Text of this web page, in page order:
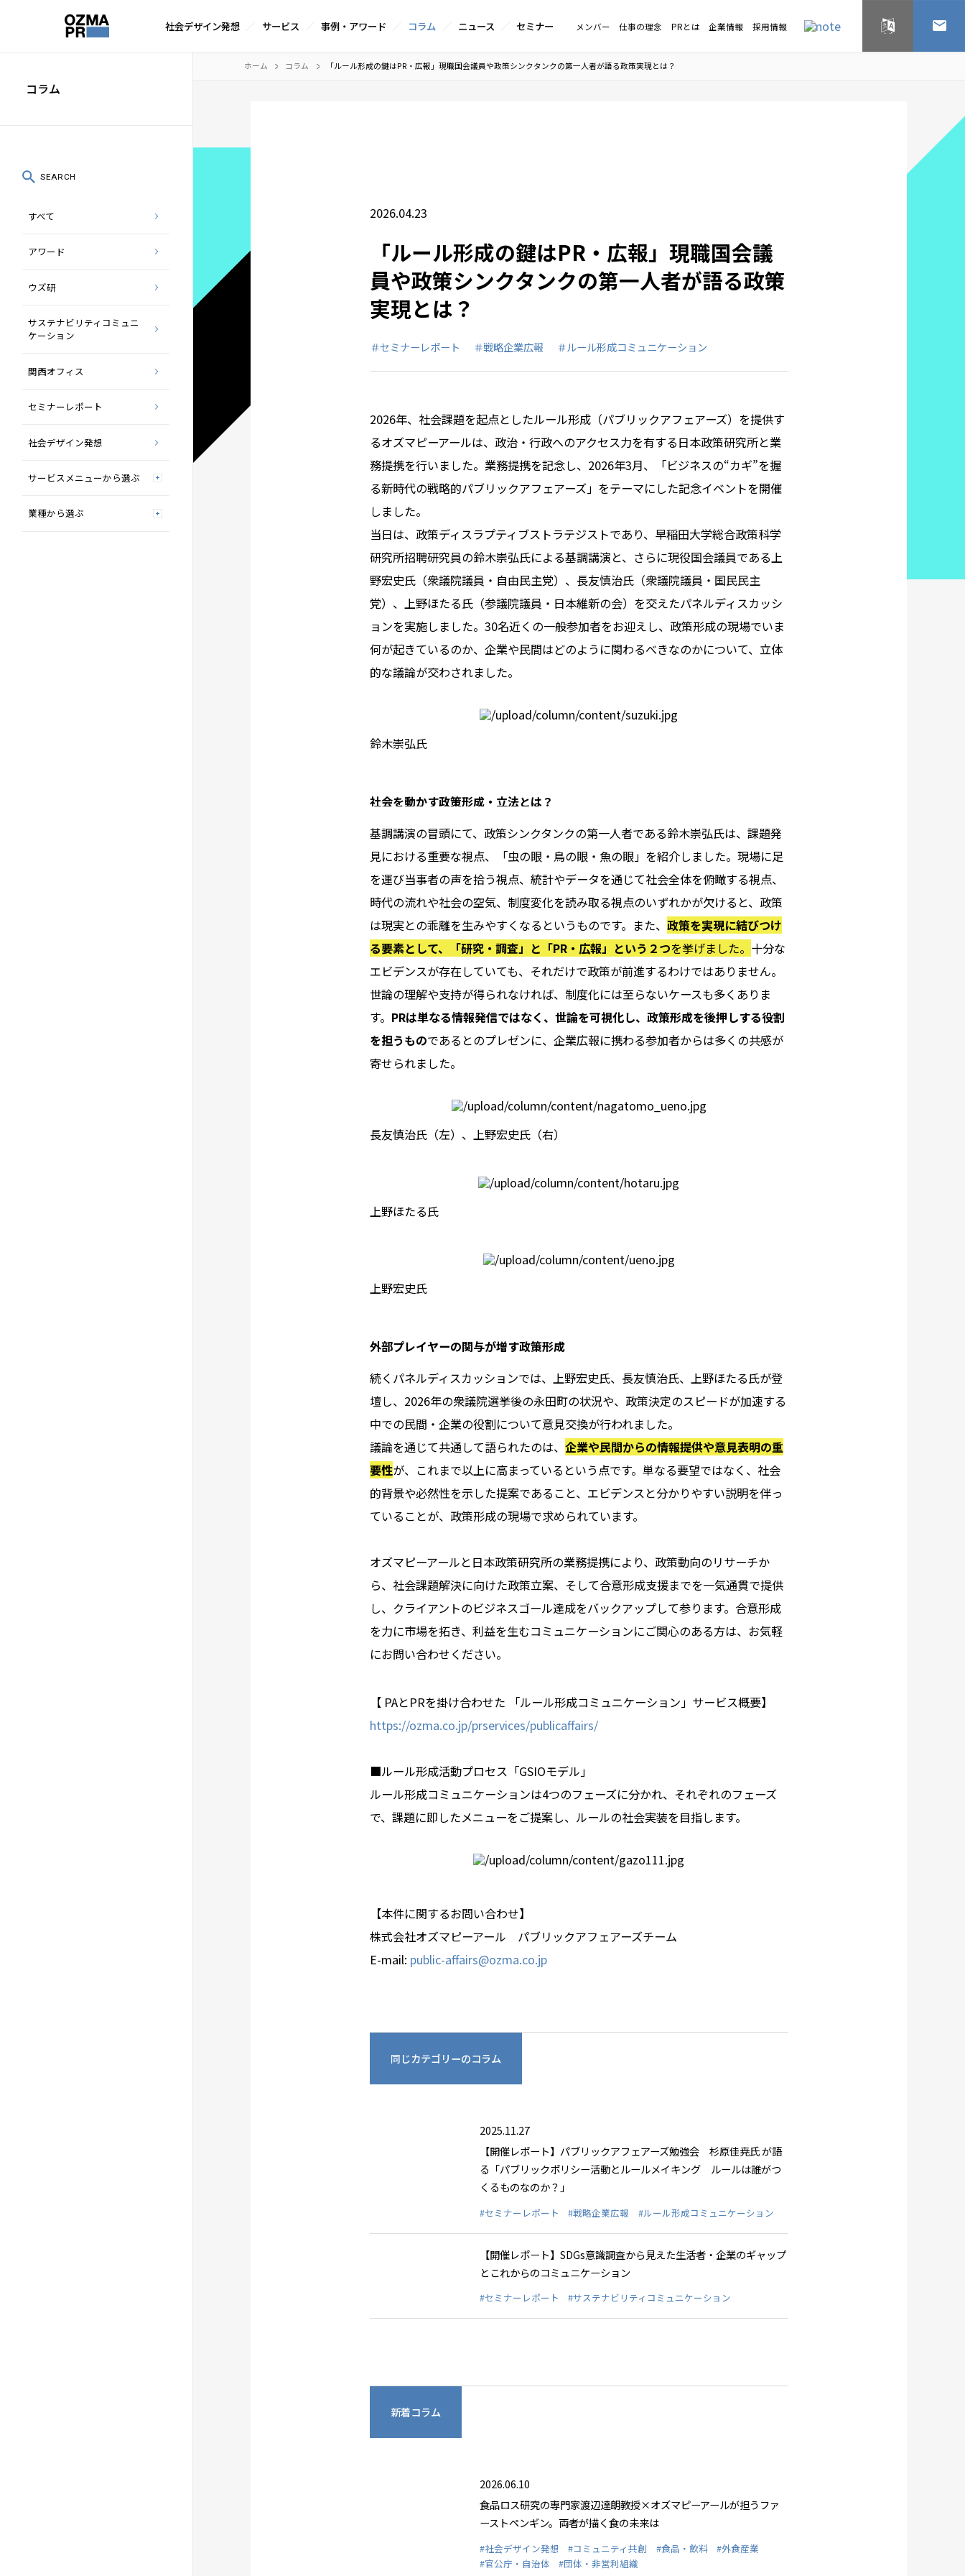
ッ
ズ
イ
社会デザイン発想 サービス 事例・アワード コラム ニュース セミナー メンバー 仕事の理念 PRとは 企業情報 採用情報 English お問い
ホーム コラム 「ルール形成の鍵はPR・広報」現職国会議員や政策シンクタンクの第一人者が語る政策実現とは？
2026.04.23
「ルール形成の鍵はPR・広報」現職国会議
員や政策シンクタンクの第一人者が語る政策
実現とは？
＃セミナーレポート ＃戦略企業広報 ＃ルール形成コミュニケーション
2026年、社会課題を起点としたルール形成（パブリックアフェアーズ）を提供す
るオズマピーアールは、政治・行政へのアクセス力を有する日本政策研究所と業
務提携を行いました。業務提携を記念し、2026年3月、「ビジネスの“カギ”を握
る新時代の戦略的パブリックアフェアーズ」をテーマにした記念イベントを開催
しました。
当日は、政策ディスラプティブストラテジストであり、早稲田大学総合政策科学
研究所招聘研究員の鈴木崇弘氏による基調講演と、さらに現役国会議員である上
野宏史氏（衆議院議員・自由民主党）、長友慎治氏（衆議院議員・国民民主
党）、上野ほたる氏（参議院議員・日本維新の会）を交えたパネルディスカッシ
ョンを実施しました。30名近くの一般参加者をお迎えし、政策形成の現場でいま
何が起きているのか、企業や民間はどのように関わるべきなのかについて、立体
的な議論が交わされました。
鈴木崇弘氏
社会を動かす政策形成・立法とは？
基調講演の冒頭にて、政策シンクタンクの第一人者である鈴木崇弘氏は、課題発
見における重要な視点、「虫の眼・鳥の眼・魚の眼」を紹介しました。現場に足
を運び当事者の声を拾う視点、統計やデータを通じて社会全体を俯瞰する視点、
時代の流れや社会の空気、制度変化を読み取る視点のいずれかが欠けると、政策
は現実との乖離を生みやすくなるというものです。また、政策を実現に結びつけ
る要素として、「研究・調査」と「PR・広報」という２つを挙げました。 十分な
エビデンスが存在していても、それだけで政策が前進するわけではありません。
世論の理解や支持が得られなければ、制度化には至らないケースも多くありま
す。 PRは単なる情報発信ではなく、世論を可視化し、政策形成を後押しする役割
を担うものであるとのプレゼンに、企業広報に携わる参加者からは多くの共感が
寄せられました。
長友慎治氏（左）、上野宏史氏（右）
上野ほたる氏
上野宏史氏
外部プレイヤーの関与が増す政策形成
続くパネルディスカッションでは、上野宏史氏、長友慎治氏、上野ほたる氏が登
壇し、2026年の衆議院選挙後の永田町の状況や、政策決定のスピードが加速する
中での民間・企業の役割について意見交換が行われました。
議論を通じて共通して語られたのは、企業や民間からの情報提供や意見表明の重
要性が、これまで以上に高まっているという点です。単なる要望ではなく、社会
的背景や必然性を示した提案であること、エビデンスと分かりやすい説明を伴っ
ていることが、政策形成の現場で求められています。
オズマピーアールと日本政策研究所の業務提携により、政策動向のリサーチか
ら、社会課題解決に向けた政策立案、そして合意形成支援までを一気通貫で提供
し、クライアントのビジネスゴール達成をバックアップして参ります。合意形成
を力に市場を拓き、利益を生むコミュニケーションにご関心のある方は、お気軽
にお問い合わせください。
【 PAとPRを掛け合わせた 「ルール形成コミュニケーション」サービス概要】
https://ozma.co.jp/prservices/publicaffairs/
■ルール形成活動プロセス「GSIOモデル」
ルール形成コミュニケーションは4つのフェーズに分かれ、それぞれのフェーズ
で、課題に即したメニューをご提案し、ルールの社会実装を目指します。
【本件に関するお問い合わせ】
株式会社オズマピーアール パブリックアフェアーズチーム
E-mail: public-affairs@ozma.co.jp
同じカテゴリーのコラム
2025.11.27
【開催レポート】パブリックアフェアーズ勉強会 杉原佳尭氏 が語
る「パブリックポリシー活動とルールメイキング ルールは誰がつ
くるものなのか？」
#セミナーレポート #戦略企業広報 #ルール形成コミュニケーション
【開催レポート】SDGs意識調査から見えた生活者・企業のギャップ
とこれからのコミュニケーション
#セミナーレポート #サステナビリティコミュニケーション
新着コラム
2026.06.10
食品ロス研究の専門家渡辺達朗教授×オズマピーアールが担うファ
ーストペンギン。両者が描く食の未来は
#社会デザイン発想 #コミュニティ共創 #食品・飲料
#外食産業
#官公庁・自治体
#団体・非営利組織
コラム
SEARCH
すべて
アワード
ウズ研
サステナビリティコミュニ
ケーション
関西オフィス
セミナーレポート
社会デザイン発想
サービスメニューから選ぶ
業種から選ぶ